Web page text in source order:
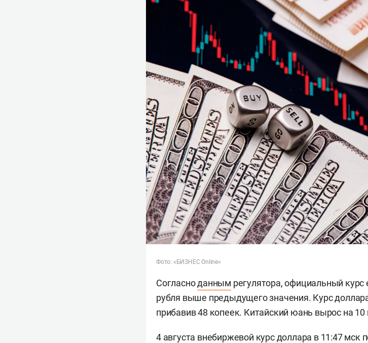
Фото: «БИЗНЕС Online»
Согласноданным регулятора, официальный курс
рубля выше предыдущего значения. Курс
прибавив 48 копеек. Китайский юань вырос на 10
4 августа внебиржевой курс доллара в 11:47 мск